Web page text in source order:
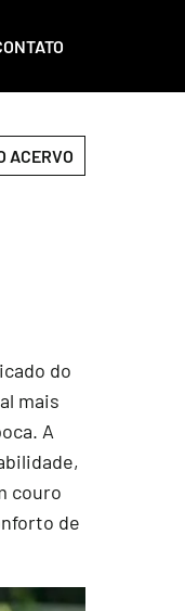
ACERVO
do
mais
A
couro
de